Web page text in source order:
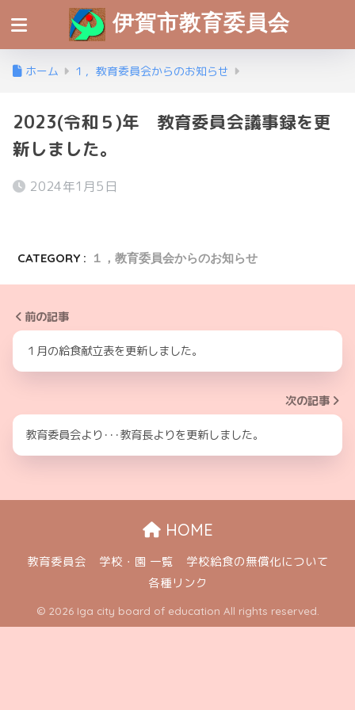
伊賀市教育委員会
ホーム １，教育委員会からのお知らせ
2023(令和５)年 教育委員会議事録を更
新しました。
2024年1月5日
CATEGORY : １，教育委員会からのお知らせ
前の記事
１月の給食献立表を更新しました。
次の記事
教育委員会より･･･教育長よりを更新しました。
HOME
教育委員会 学校・園 一覧
学校給食の無償化について
各種リンク
© 2026 Iga city board of education All rights reserved.